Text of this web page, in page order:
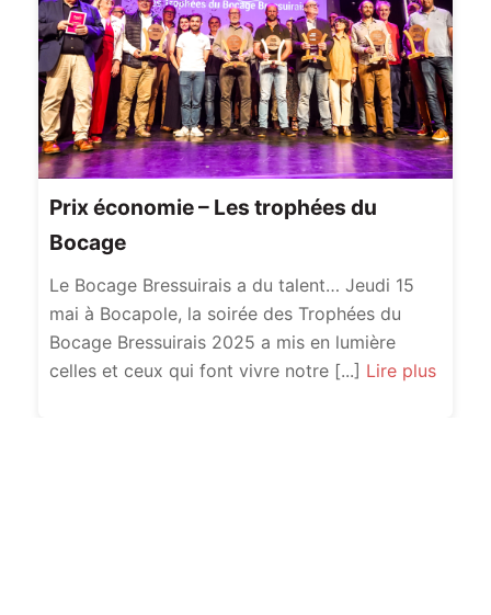
Prix économie – Les trophées du
Bocage
Le Bocage Bressuirais a du talent… Jeudi 15
mai à Bocapole, la soirée des Trophées du
Bocage Bressuirais 2025 a mis en lumière
celles et ceux qui font vivre notre [...] Lire plus